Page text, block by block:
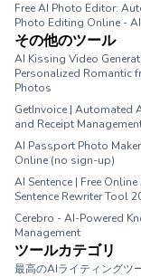
Free AI Photo Editor:
Photo Editing Online -
その他のツール
AI Kissing Video
Personalized Romantic
Photos
GetInvoice | Automated
and Receipt
AI Passport Photo
Online (no sign-up)
AI Sentence | Free Online
Sentence Rewriter Tool
Cerebro - AI-Powered
Management
ツールカテゴリ
最高のAIライティングツ